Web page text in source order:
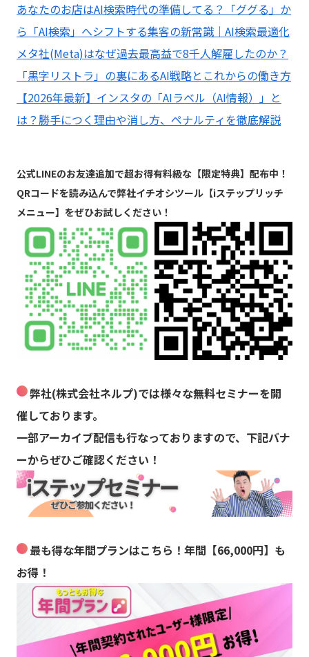
あなたのお店はAI検索時代の準備してる？「ググる」か
ら「AI検索」へシフトする集客の新常識｜AI検索最適化
メタ社(Meta)はなぜ過去最高益で8千人解雇したのか？
「黒字リストラ」の裏にあるAI戦略とこれからの働き方
【2026年最新】インスタの「AIラベル（AI情報）」と
は？勝手につく理由や消し方、ペナルティを徹底解説
公式LINEのお友達追加で超お得有料級な【限定特典】配布中！
QRコードを読み込んで弊社イチオシツール【iステップリッチ
メニュー】をぜひお試しください！
弊社(株式会社ネルプ)では様々な無料セミナーを開
催しております。
一部アーカイブ配信も行なっておりますので、下記バナ
ーからぜひご確認ください！
最も得な年間プランはこちら！年間【66,000円】も
お得！